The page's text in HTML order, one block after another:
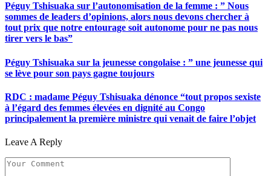
Péguy Tshisuaka sur l’autonomisation de la femme : ” Nous
sommes de leaders d’opinions, alors nous devons chercher à
tout prix que notre entourage soit autonome pour ne pas nous
tirer vers le bas”
Péguy Tshisuaka sur la jeunesse congolaise : ” une jeunesse qui
se lève pour son pays gagne toujours
RDC : madame Péguy Tshisuaka dénonce “tout propos sexiste
à l’égard des femmes élevées en dignité au Congo
principalement la première ministre qui venait de faire l’objet
Leave A Reply